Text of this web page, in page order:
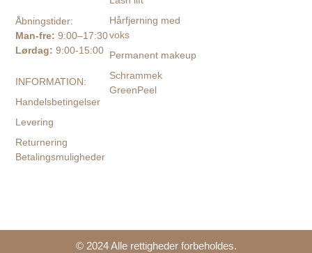
Åbningstider:
Man-fre:9:00–17:30
Lørdag: 9:00-15:00
INFORMATION:
Handelsbetingelser
Levering
Returnering
Betalingsmuligheder
Hårfjerning med
voks
Permanent makeup
Schrammek
GreenPeel
© 2024 Alle rettigheder forbeholdes.